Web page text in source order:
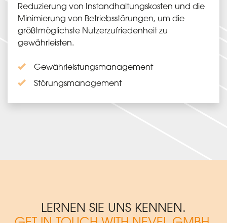
Reduzierung von Instandhaltungskosten und die
Minimierung von Betriebsstörungen, um die
größtmöglichste Nutzerzufriedenheit zu
gewährleisten.
Gewährleistungsmanagement
Störungsmanagement
LERNEN SIE UNS KENNEN.